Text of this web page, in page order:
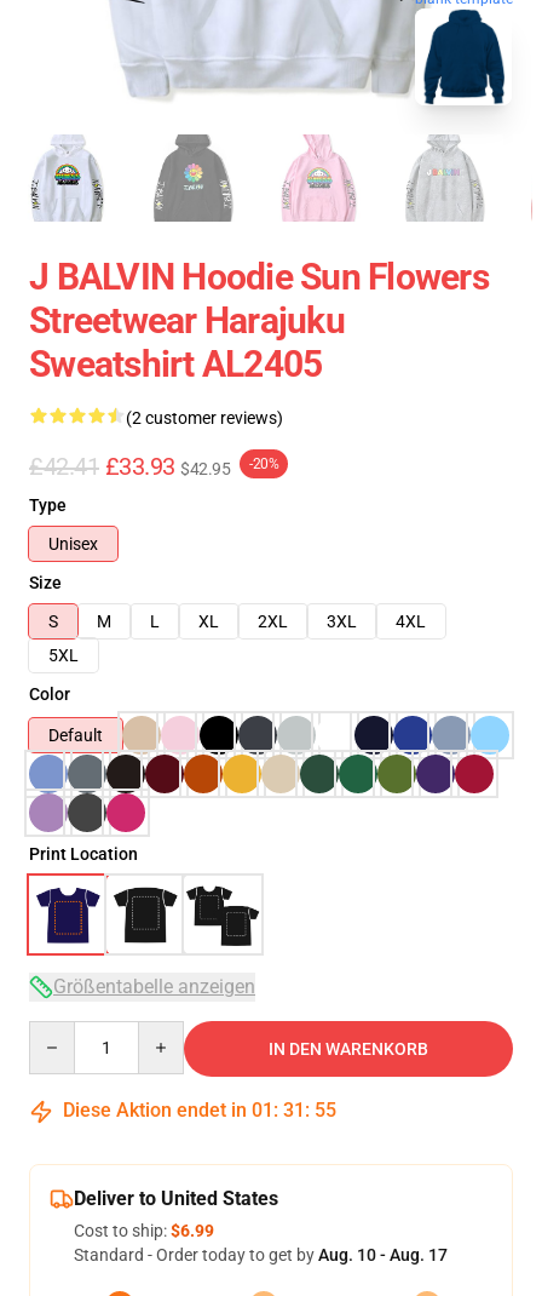
J BALVIN Hoodie Sun Flowers
Streetwear Harajuku
Sweatshirt AL2405
(2 customer reviews)
£42.41 £33.93 $42.95 -20%
Type
Unisex
Size
S
M L XL 2XL 3XL
4XL
5XL
Color
Default
Print Location
Größentabelle anzeigen
IN DEN WARENKORB
Diese Aktion endet in 01 : 31 : 54
Deliver to United States
Cost to ship:$6.99
Standard - Order today to get byAug. 10 - Aug. 17